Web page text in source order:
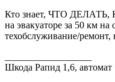
Кто знает, ЧТО
на эвакуаторе за 50 км
техобслуживание/ремонт,
Шкода Рапид 1,6, автомат